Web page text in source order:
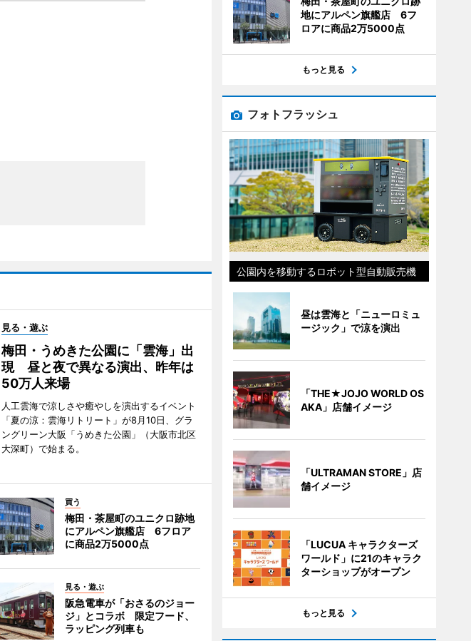
見る・遊ぶ
梅田・うめきた公園に「雲海」出
現 昼と夜で異なる演出、昨年は
50万人来場
人工雲海で涼しさや癒やしを演出するイベント
「夏の涼：雲海リトリート」が8月10日、グラ
ングリーン大阪「うめきた公園」（大阪市北区
大深町）で始まる。
買う
梅田・茶屋町のユニクロ跡地
にアルペン旗艦店 6フロア
に商品2万5000点
見る・遊ぶ
阪急電車が「おさるのジョー
ジ」とコラボ 限定フード、
ラッピング列車も
地にアルペン旗艦店 6フ
ロアに商品2万5000点
もっと見る
フォトフラッシュ
公園内を移動するロボット型自動販売機
昼は雲海と「ニューロミュ
ージック」で涼を演出
「THE★JOJO WORLD OS
AKA」店舗イメージ
「ULTRAMAN STORE」店
舗イメージ
「LUCUA キャラクターズ
ワールド」に21のキャラク
ターショップがオープン
もっと見る